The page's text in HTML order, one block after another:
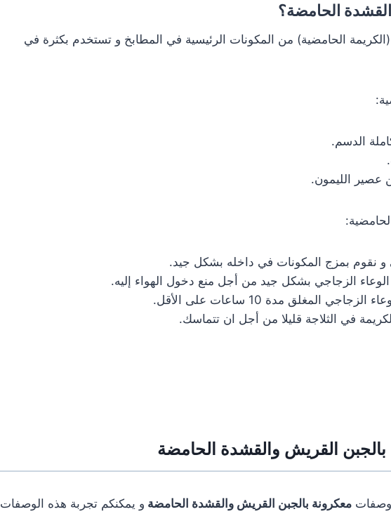
الحامضة؟
الحامضية) من المكونات الرئيسية في المطابخ و تستخدم بكثرة في
نقوم بمزج المكونات في داخله بشكل جيد.
الزجاجي بشكل جيد من أجل منع دخول الهواء إليه.
المغلق مدة 10 ساعات على الأقل.
في الثلاجة قليلا من أجل ان تتماسك.
القريش والقشدة الحامضة
معكرونة بالجبن القريش والقشدة الحامضة و يمكنكم تجربة هذه الوصفات